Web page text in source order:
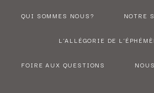
QUI SOMMES NOUS? NOTRE
L’ALLÉGORIE DE
FOIRE AUX QUESTIONS